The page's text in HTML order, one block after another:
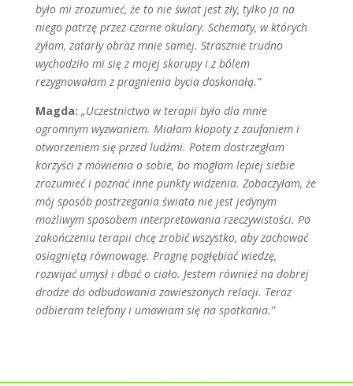
było mi zrozumieć, że to nie świat jest zły, tylko ja na
niego patrzę przez czar­ne okulary. Schematy, w których
żyłam, zatarły obraz mnie samej. Strasznie trudno
wychodziło mi się z mojej sko­rupy i z bólem
rezygnowałam z pragnie­nia bycia doskonałą.”
Magda: „Uczestnictwo w terapii było dla mnie
ogromnym wyzwaniem. Mia­łam kłopoty z zaufaniem i
otworzeniem się przed ludźmi. Potem dostrzegłam
korzyści z mówienia o sobie, bo mo­głam lepiej siebie
zrozumieć i poznać inne punkty widzenia. Zobaczyłam, że
mój sposób postrzegania świata nie jest jedynym
możliwym sposobem interpre­towania rzeczywistości. Po
zakończe­niu terapii chcę zrobić wszystko, aby zachować
osiągniętą równowagę. Pra­gnę pogłębiać wiedzę,
rozwijać umysł i dbać o ciało. Jestem również na dobrej
drodze do odbudowania zawieszonych relacji. Teraz
odbieram telefony i uma­wiam się na spotkania.”